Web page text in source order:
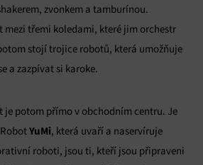
zvonkem a tamburínou.
mezi třemi koledami, které jim orchestr
stojí trojice robotů, která umožňuje
a zazpívat si karoke.
je potom přímo v obchodním centru. Je
YuMi, která uvaří a naservíruje
roboti, jsou ti, kteří jsou připraveni